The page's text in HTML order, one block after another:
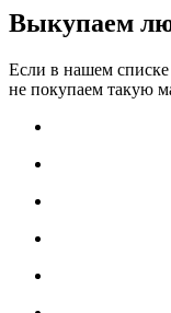
Выкупаем
Если в нашем списке
не покупаем такую